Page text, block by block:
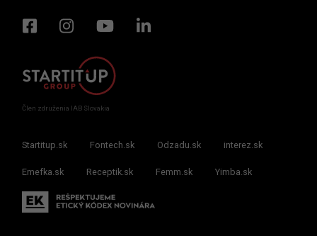
Člen združenia IAB Slovakia
Startitup.sk Fontech.sk Odzadu.sk interez.sk
Emefka.sk Receptik.sk Femm.sk Yimba.sk